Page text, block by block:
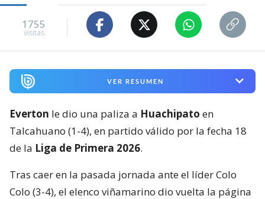
1755
visitas
VER RESUMEN
Everton le dio una paliza a Huachipato en
Talcahuano (1-4), en partido válido por la fecha 18
de la Liga de Primera 2026.
Tras caer en la pasada jornada ante el líder Colo
Colo (3-4), el elenco viñamarino dio vuelta la página